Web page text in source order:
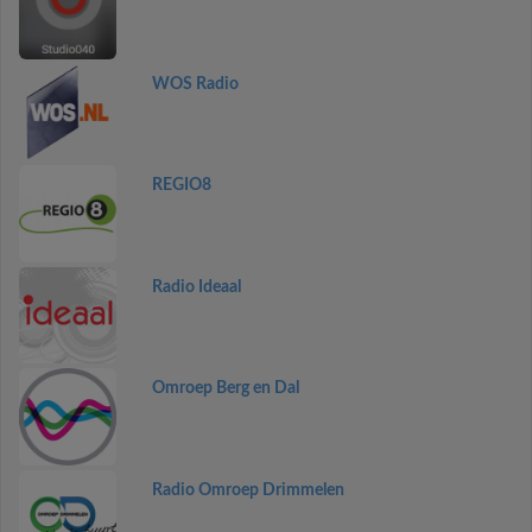
WOS Radio
REGIO8
Radio Ideaal
Omroep Berg en Dal
Radio Omroep Drimmelen